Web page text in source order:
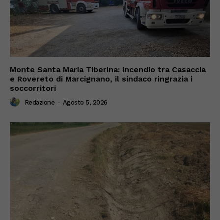
Monte Santa Maria Tiberina: incendio tra Casaccia
e Rovereto di Marcignano, il sindaco ringrazia i
soccorritori
Redazione - Agosto 5, 2026